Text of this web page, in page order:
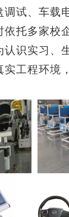
调试、车载
依托多家校
认识实习、
实工程环境